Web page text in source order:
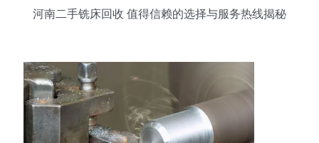
河南二手铣床回收 值得信赖的选择与服务热线揭秘